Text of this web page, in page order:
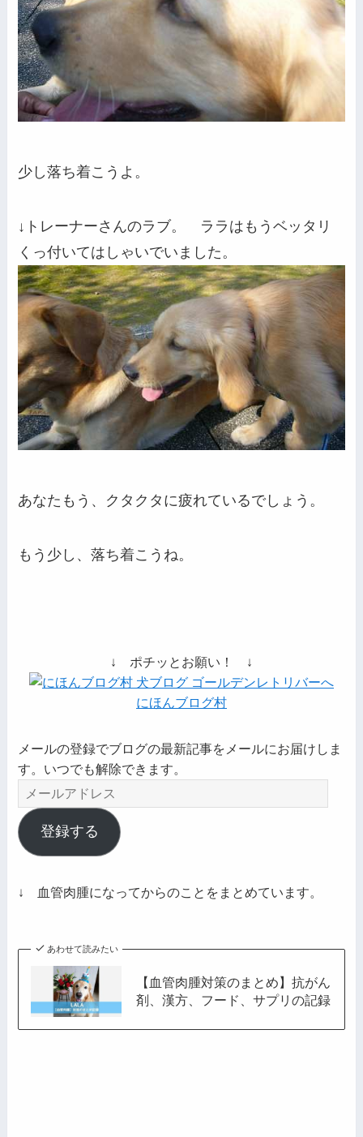
少し落ち着こうよ。
↓トレーナーさんのラブ。 ララはもうベッタリ
くっ付いてはしゃいでいました。
あなたもう、クタクタに疲れているでしょう。
もう少し、落ち着こうね。
↓ ポチッとお願い！ ↓
にほんブログ村
メールの登録でブログの最新記事をメールにお届けしま
す。いつでも解除できます。
メ
ー
ル
ア
レ
登録する
↓ 血管肉腫になってからのことをまとめています。
あわせて読みたい
【血管肉腫対策のまとめ】抗がん
剤、漢方、フード、サプリの記録